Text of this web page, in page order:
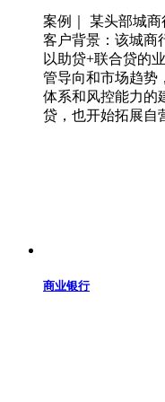
案例｜ 某头部城
客户背景：该城商
以助贷+联合贷的
管导向和市场趋势
体系和风控能力的
贷，也开始拓展自
商业银行